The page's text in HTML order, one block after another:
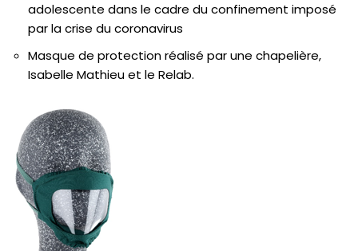
adolescente dans le cadre du confinement imposé
par la crise du coronavirus
Masque de protection réalisé par une chapelière,
Isabelle Mathieu et le Relab.